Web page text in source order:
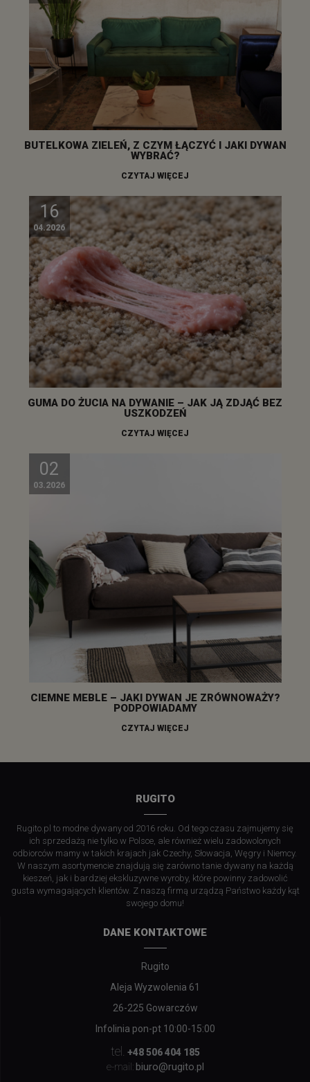
BUTELKOWA ZIELEŃ, Z CZYM ŁĄCZYĆ I JAKI DYWAN
WYBRAĆ?
CZYTAJ WIĘCEJ
16
04.2026
GUMA DO ŻUCIA NA DYWANIE – JAK JĄ ZDJĄĆ BEZ
USZKODZEŃ
CZYTAJ WIĘCEJ
02
03.2026
CIEMNE MEBLE – JAKI DYWAN JE ZRÓWNOWAŻY?
PODPOWIADAMY
CZYTAJ WIĘCEJ
RUGITO
Rugito.pl to modne dywany od 2016 roku. Od tego czasu zajmujemy się
ich sprzedażą nie tylko w Polsce, ale również wielu zadowolonych
odbiorców mamy w takich krajach jak Czechy, Słowacja, Węgry i Niemcy.
W naszym asortymencie znajdują się zarówno tanie dywany na każdą
kieszeń, jak i bardziej ekskluzywne wyroby, które powinny zadowolić
gusta wymagających klientów. Z naszą firmą urządzą Państwo każdy kąt
swojego domu!
DANE KONTAKTOWE
Rugito
Aleja Wyzwolenia 61
26-225 Gowarczów
Infolinia pon-pt 10:00-15:00
tel.
+48 506 404 185
e-mail: biuro@rugito.pl